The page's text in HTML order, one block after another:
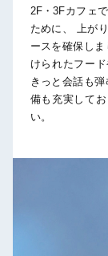
2F・3Fカフェ
ために、
上が
ースを確保しま
けられたフー
きっと会話も弾
備も充実して
い。